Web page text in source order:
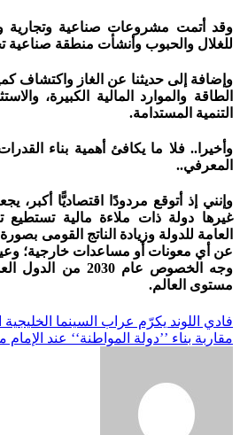
وقد أتمت مشروعات صناعية وتجارية
للغلال والحبوب وأنشأت منطقة
وإضافة إلى حديثنا عن الغاز واكتشاف
الطاقة والموارد المالية الكبيرة،
التنمية المستدامة.
وأخيرا.. فلا ما يكافئ أهمية بناء
المعرفي..
وإنني إذ أتوقع مردودًا اقتصاديًّا أكبر،
غيرها دولة ذات ملاءة مالية تستطيع
العامة للدولة وزيادة الناتج القومى
عن أي معونات أو مساعدات خارجية؛
وجه الخصوص عام
مستوى العالم.
تصفّح
المقالات
فادي اللوند يكرّم عراب السينما الخليجية
مقاربة بناء ’’دولة المواطنة‘‘ عند